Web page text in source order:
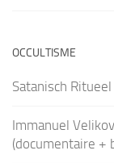
OCCULTISME
Satanisch
Immanuel
(documentaire +